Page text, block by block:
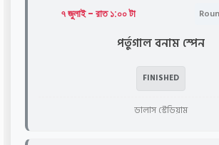
৭ জুলাই - রাত ১:০০ টা
পর্তুগাল বনাম স্পেন
FINISHED
ডালাস স্টেডিয়াম